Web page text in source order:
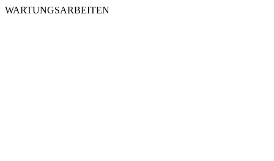
WARTUNGSARBEITEN